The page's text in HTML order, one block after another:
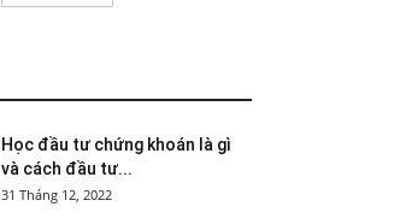
Học đầu tư chứng khoán là gì
và cách đầu tư...
31 Tháng 12, 2022